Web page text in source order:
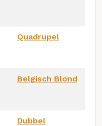
Quadrupel
Belgisch Blond
Dubbel